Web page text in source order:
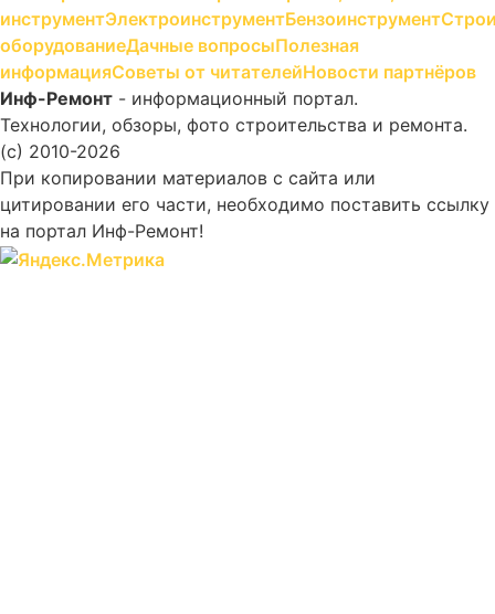
инструментЭлектроинструментБензоинструмент
оборудованиеДачные вопросыПолезная
информацияСоветы от читателейНовости партнёров
Инф-Ремонт - информационный портал.
Технологии, обзоры, фото строительства и ремонта.
(c) 2010-2026
При копировании материалов с сайта или
цитировании его части, необходимо поставить ссылку
на портал Инф-Ремонт!